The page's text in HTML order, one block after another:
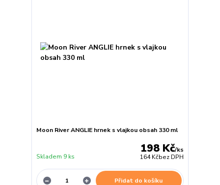
Moon River ANGLIE hrnek s vlajkou obsah 330 ml
198 Kč/ks
164 Kčbez DPH
Skladem 9 ks
Přidat do košíku